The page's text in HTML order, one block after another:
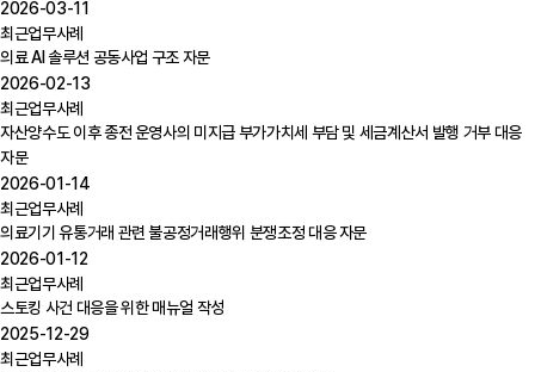
2026-03-11
최근업무사례
의료 AI 솔루션 공동사업 구조 자문
2026-02-13
최근업무사례
자산양수도 이후 종전 운영사의 미지급 부가가치세 부담 및 세금계산서 발행 거부 대응
자문
2026-01-14
최근업무사례
의료기기 유통거래 관련 불공정거래행위 분쟁조정 대응 자문
2026-01-12
최근업무사례
스토킹 사건 대응을 위한 매뉴얼 작성
2025-12-29
최근업무사례